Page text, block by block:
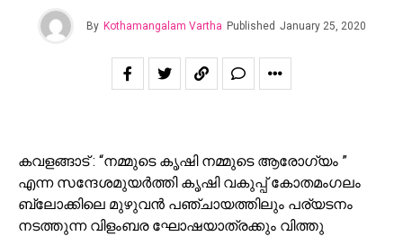
By Kothamangalam Vartha Published January 25, 2020
കവളങ്ങാട് : “നമ്മുടെ കൃഷി നമ്മുടെ ആരോഗ്യം ”
എന്ന സന്ദേശമുയർത്തി കൃഷി വകുപ്പ് കോതമംഗലം
ബ്ലോക്കിലെ മുഴുവൻ പഞ്ചായത്തിലും പര്യടനം
നടത്തുന്ന വിളംബര ഘോഷയാത്രക്കും വിത്തു